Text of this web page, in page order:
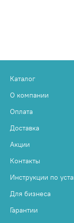
Каталог
О компании
Оплата
Доставка
Акции
Контакты
Инструкции по
Для бизнеса
Гарантии